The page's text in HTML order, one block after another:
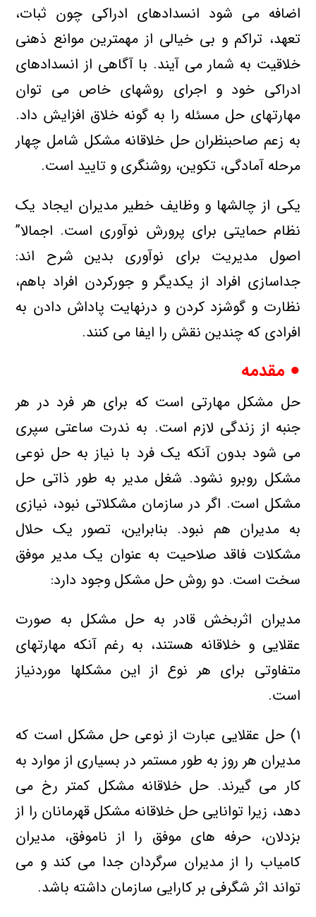
اضافه می شود انسدادهای ادراكی چون ثبات،
تعهد، تراكم و بی خیالی از مهمترین موانع ذهنی
خلاقیت به شمار می آیند. با آگاهی از انسدادهای
ادراكی خود و اجرای روشهای خاص می توان
مهارتهای حل مسئله را به گونه خلاق افزایش داد.
به زعم صاحبنظران حل خلاقانه مشكل شامل چهار
مرحله آمادگی، تكوین، روشنگری و تایید است.
یكی از چالشها و وظایف خطیر مدیران ایجاد یك
نظام حمایتی برای پرورش نوآوری است. اجمالا”
اصول مدیریت برای نوآوری بدین شرح اند:
جداسازی افراد از یكدیگر و جوركردن افراد باهم،
نظارت و گوشزد كردن و درنهایت پاداش دادن به
افرادی كه چندین نقش را ایفا می كنند.
● مقدمه
حل مشكل مهارتی است كه برای هر فرد در هر
جنبه از زندگی لازم است. به ندرت ساعتی سپری
می شود بدون آنكه یك فرد با نیاز به حل نوعی
مشكل روبرو نشود. شغل مدیر به طور ذاتی حل
مشكل است. اگر در سازمان مشكلاتی نبود، نیازی
به مدیران هم نبود. بنابراین، تصور یك حلال
مشكلات فاقد صلاحیت به عنوان یك مدیر موفق
سخت است. دو روش حل مشكل وجود دارد:
مدیران اثربخش قادر به حل مشكل به صورت
عقلایی و خلاقانه هستند، به رغم آنكه مهارتهای
متفاوتی برای هر نوع از این مشكلها موردنیاز
است.
۱) حل عقلایی عبارت از نوعی حل مشكل است كه
مدیران هر روز به طور مستمر در بسیاری از موارد به
كار می گیرند. حل خلاقانه مشكل كمتر رخ می
دهد، زیرا توانایی حل خلاقانه مشكل قهرمانان را از
بزدلان، حرفه های موفق را از ناموفق، مدیران
كامیاب را از مدیران سرگردان جدا می كند و می
تواند اثر شگرفی بر كارایی سازمان داشته باشد.